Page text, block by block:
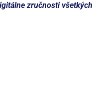
zručnosti všetkých